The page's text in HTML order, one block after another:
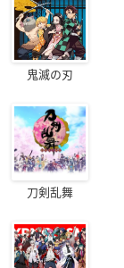
鬼滅の刃
刀剣乱舞